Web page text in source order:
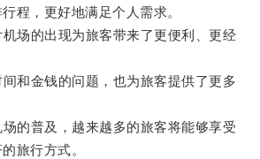
程，更好地满足个人需求。
的出现为旅客带来了更便利、更经
金钱的问题，也为旅客提供了更多
普及，越来越多的旅客将能够享受
旅行方式。